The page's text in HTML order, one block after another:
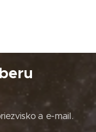
a e-mail.